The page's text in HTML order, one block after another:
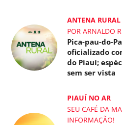
ANTENA RURAL
POR ARNALDO
Pica-pau-do-
oficializado
do Piauí;
sem ser vista
PIAUÍ NO AR
SEU CAFÉ DA
INFORMAÇÃO!